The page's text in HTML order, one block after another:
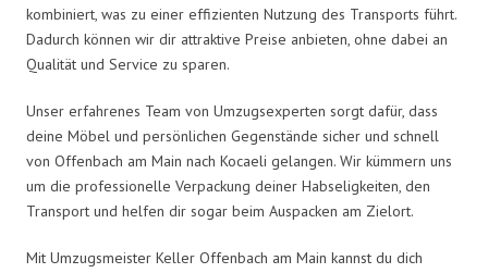
kombiniert, was zu einer effizienten Nutzung des Transports führt.
Dadurch können wir dir attraktive Preise anbieten, ohne dabei an
Qualität und Service zu sparen.
Unser erfahrenes Team von Umzugsexperten sorgt dafür, dass
deine Möbel und persönlichen Gegenstände sicher und schnell
von Offenbach am Main nach Kocaeli gelangen. Wir kümmern uns
um die professionelle Verpackung deiner Habseligkeiten, den
Transport und helfen dir sogar beim Auspacken am Zielort.
Mit Umzugsmeister Keller Offenbach am Main kannst du dich